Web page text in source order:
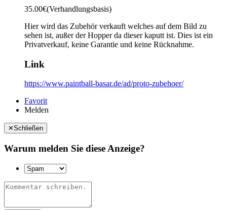
35.00€(Verhandlungsbasis)
Hier wird das Zubehör verkauft welches auf dem Bild zu
sehen ist, außer der Hopper da dieser kaputt ist. Dies ist ein
Privatverkauf, keine Garantie und keine Rücknahme.
Link
https://www.paintball-basar.de/ad/proto-zubehoer/
Favorit
Melden
✕Schließen
Warum melden Sie diese Anzeige?